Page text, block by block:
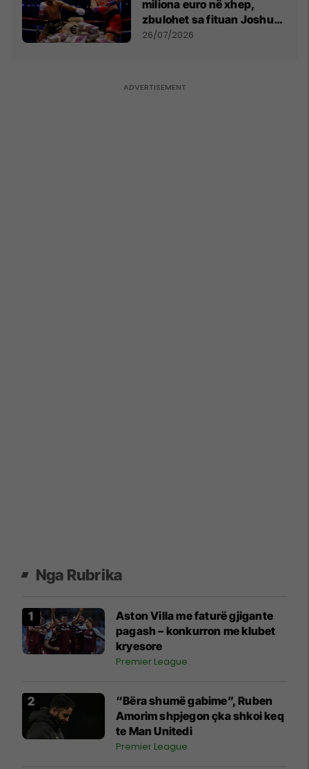
miliona euro në xhep,
zbulohet sa fituan Joshua
e Prenga
26/07/2026
Nga Rubrika
Aston Villa me faturë gjigante
pagash – konkurron me klubet
kryesore
Premier League
“Bëra shumë gabime”, Ruben
Amorim shpjegon çka shkoi keq
te Man Unitedi
Premier League